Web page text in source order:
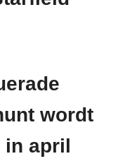
wordt
in april